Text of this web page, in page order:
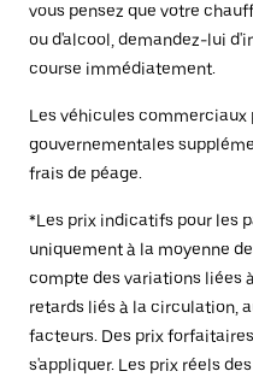
vous pensez que votre
ou d'alcool, demandez-lui
course immédiatement.
Les véhicules commerciaux
gouvernementales
frais de péage.
*Les prix indicatifs pour les
uniquement à la moyenne
compte des variations liées
retards liés à la circulation,
facteurs. Des prix
s'appliquer. Les prix réels